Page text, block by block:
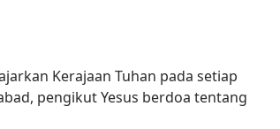
Kerajaan Tuhan pada setiap
pengikut Yesus berdoa tentang